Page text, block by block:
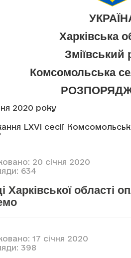
Харківська
Зміївський
Комсомольська
2020 року
LXVI сесії
20 січня 2020
634
Харківської області
17 січня 2020
398